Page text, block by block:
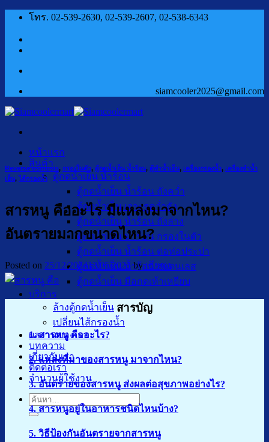
ข้าม
โทร. 02-539-2630, 02-539-2607, 02-538-6343
siamcooler2025@gmail.com
หน้าแรก
สินค้า
ตู้กดน้ำเย็น น้ำร้อน
ตู้กดน้ำเย็น น้ำร้อน ถังคว่ำ
ตู้กดน้ำเย็น เจาะรูคว่ำถัง
ตู้กดน้ำเย็น น้ำร้อน ถังล่าง
ตู้กดน้ำเย็น น้ำร้อน กรองในตัว
ตู้กดน้ำเย็น น้ำร้อน ต่อท่อประปา
ตู้กดน้ำเย็น น้ำร้อน สแตนเลส
ตู้กดน้ำเย็น มือกดเท้าเหยียบ
บริการ
ล้างตู้กดน้ำเย็น
เปลี่ยนไส้กรองน้ำ
ผลงานของเรา
บทความ
เกี่ยวกับเรา
ติดต่อเรา
จำนวนผู้ใช้งาน
ค้นหา:
Reverse osmosis, กรองในตัว, ตู้กดน้ำเย็น น้ำร้อน, ตู้ทำน้ำเย็น, เครื่องกรองน้ำ, เครื่องทำน้ำ
เย็น,ไส้กรองน้ำ
สารหนู คืออะไร มีแหล่งมาจากไหน?
อันตรายมากขนาดไหน?
Posted on 25/12/202413/05/2025 byเฮียชุง
สารบัญ
1. สารหนู คืออะไร?
2. แหล่งที่มาของสารหนู มาจากไหน?
3. อันตรายของสารหนู ส่งผลต่อสุขภาพอย่างไร?
4. สารหนูอยู่ในอาหารชนิดไหนบ้าง?
5. วิธีป้องกันอันตรายจากสารหนู